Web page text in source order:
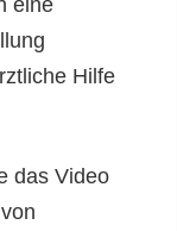
Hilfe
das Video